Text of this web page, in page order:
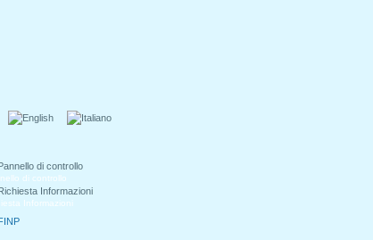
di controllo
Informazioni